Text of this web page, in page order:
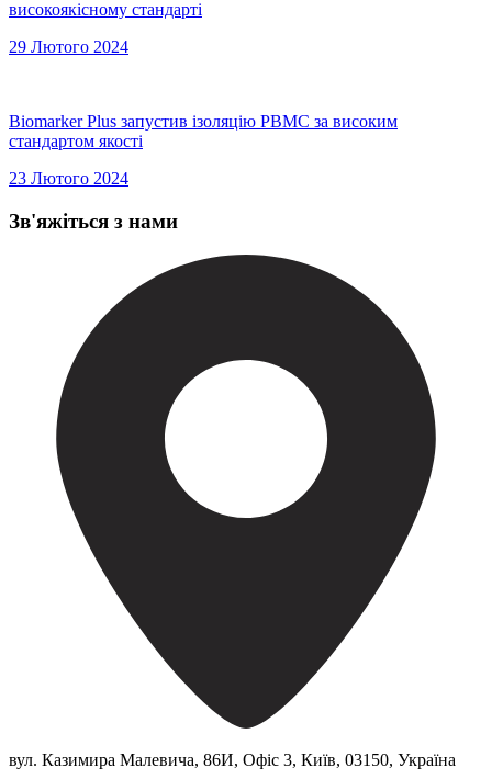
високоякісному стандарті
29 Лютого 2024
Biomarker Plus запустив ізоляцію PBMC за високим
стандартом якості
23 Лютого 2024
Зв'яжіться з нами
вул. Казимира Малевича, 86И, Офіс 3, Київ, 03150, Україна